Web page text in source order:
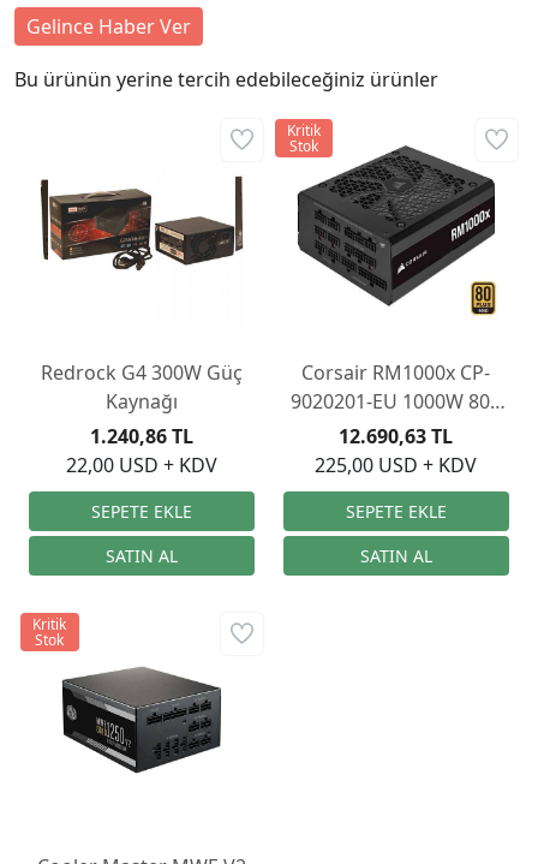
Gelince Haber Ver
Bu ürünün yerine tercih edebileceğiniz ürünler
Redrock G4 300W Güç
Kaynağı
22,00 USD + KDV
1.240,86 TL
Corsair RM1000x CP-
9020201-EU 1000W 80+
GOLD PSU
225,00 USD + KDV
12.690,63 TL
Kritik
Stok
Kritik
Stok